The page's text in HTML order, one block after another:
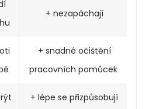
+ nezapáchají
+ snadné očištění
pracovních pomůcek
+ lépe se přizpůsobují